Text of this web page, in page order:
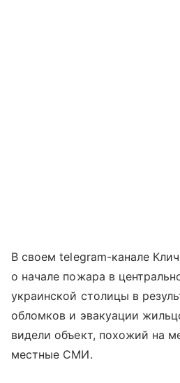
В своем telegram-канале
о начале пожара в
украинской столицы в
обломков и эвакуации
видели объект, похожий на
местные СМИ.